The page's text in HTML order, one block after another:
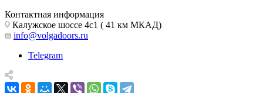
Контактная информация
Калужское шоссе 4с1 ( 41 км МКАД)
info@volgadoors.ru
Telegram